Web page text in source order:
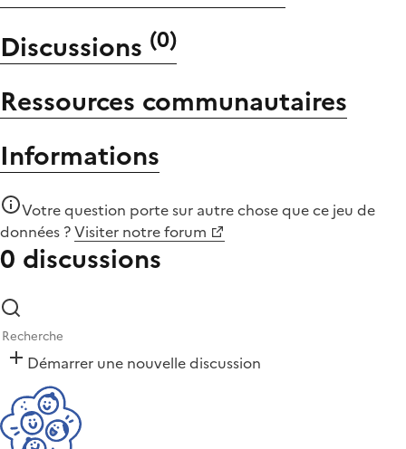
Discussions (0)
Ressources communautaires
Informations
Votre question porte sur autre chose quece jeu de
données ?Visiter notre forum
0 discussions
Démarrer une nouvelle discussion